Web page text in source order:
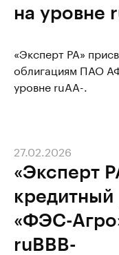
на уровне
«Эксперт РА»
облигациям ПАО
уровне ruAA-.
«Эксперт
«ФЭС-
ruBBB-
27.02.2026